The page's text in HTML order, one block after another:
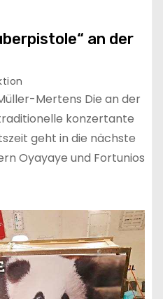
an der
Mertens Die an der
konzertante
geht in die nächste
Oyayaye und Fortunios